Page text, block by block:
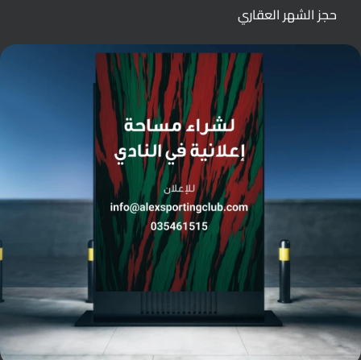
حجز الشهر العقاري